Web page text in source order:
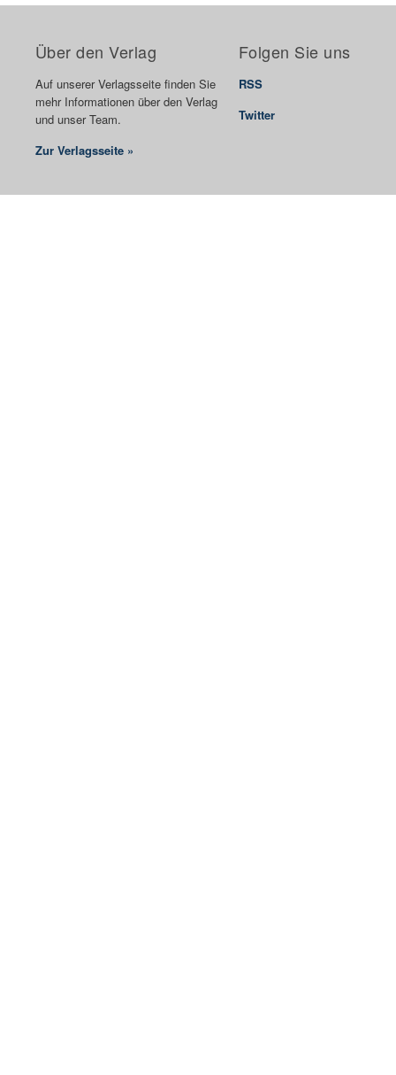
Über den Verlag
Auf unserer Verlagsseite finden Sie
mehr Informationen über den Verlag
und unser Team.
Zur Verlagsseite »
Folgen Sie uns
RSS
Twitter